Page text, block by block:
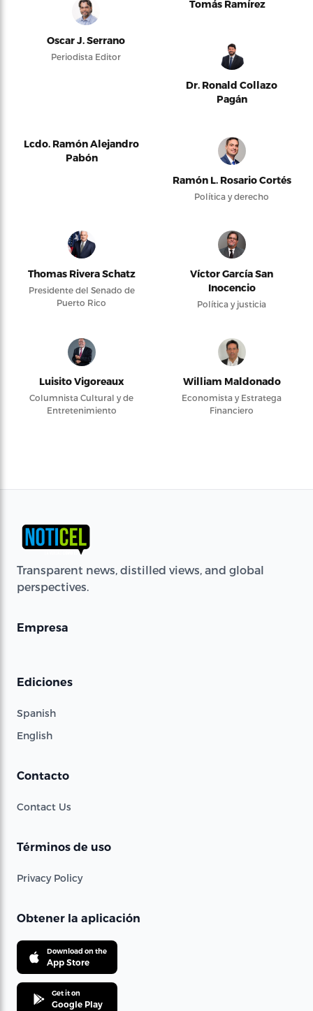
Oscar J. Serrano
Periodista Editor
Tomás Ramírez
Dr. Ronald Collazo
Pagán
Lcdo. Ramón Alejandro
Pabón
Ramón L. Rosario Cortés
Política y derecho
Thomas Rivera Schatz
Presidente del Senado de
Puerto Rico
Víctor García San
Inocencio
Política y justicia
Luisito Vigoreaux
Columnista Cultural y de
Entretenimiento
William Maldonado
Economista y Estratega
Financiero
Transparent news, distilled views, and global
perspectives.
Empresa
Ediciones
Spanish
English
Contacto
Contact Us
Términos de uso
Privacy Policy
Obtener la aplicación
Download on the
App Store
Get it on
Google Play